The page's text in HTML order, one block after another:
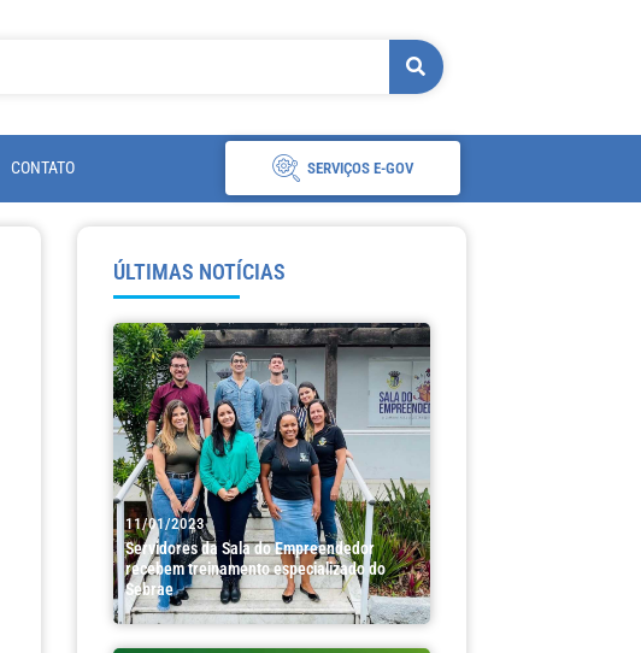
CONTATO SERVIÇOS E-GOV
ÚLTIMAS NOTÍCIAS
11/01/2023
Servidores da Sala do Empreendedor
recebem treinamento especializado do
Sebrae